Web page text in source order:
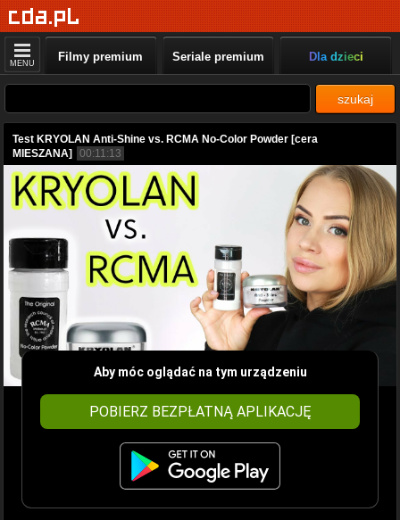
MENU Filmy premium Seriale premium Dla dzieci
szukaj
Test KRYOLAN Anti-Shine vs. RCMA No-Color Powder [cera
MIESZANA]
00:11:13
Aby móc oglądać na tym urządzeniu
POBIERZ BEZPŁATNĄ APLIKACJĘ